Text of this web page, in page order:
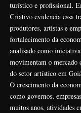
turístico e profissional.
Criativo evidencia essa
produtores, artistas e
fortalecimento da
analisado como
movimentam o mercado
do setor artístico em
O crescimento da
como governos,
muitos anos, atividades